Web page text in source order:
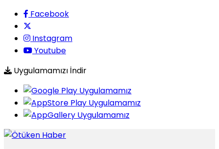
Facebook
Instagram
Youtube
Uygulamamızı İndir